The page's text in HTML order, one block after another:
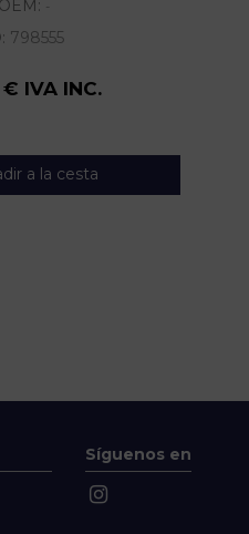
OEM: -
798555
IVA INC.
a la cesta
Síguenos en